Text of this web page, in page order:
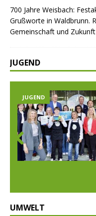
700 Jahre Weisbach:
Grußworte in Waldbrunn.
Gemeinschaft und
JUGEND
JUGEND
Prev
ious
UMWELT